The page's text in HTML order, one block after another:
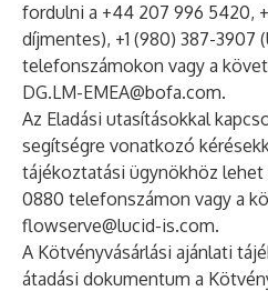
fordulni a +44 207 996 5420,
díjmentes), +1 (980) 387-3907
telefonszámokon vagy a
DG.LM-EMEA@bofa.com.
Az Eladási utasításokkal
segítségre vonatkozó
tájékoztatási ügynökhöz
0880 telefonszámon vagy a
flowserve@lucid-is.com.
A Kötvényvásárlási ajánlati
átadási dokumentum a